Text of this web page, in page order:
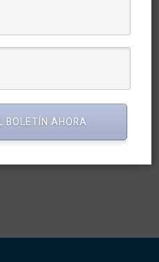
su primera...
BOLETÍN AHORA